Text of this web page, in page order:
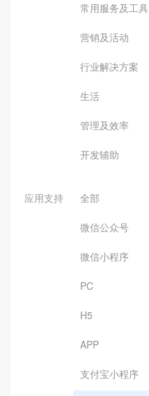
常用服务及工具
营销及活动
行业解决方案
生活
管理及效率
开发辅助
应用支持 全部
微信公众号
微信小程序
PC
H5
APP
支付宝小程序